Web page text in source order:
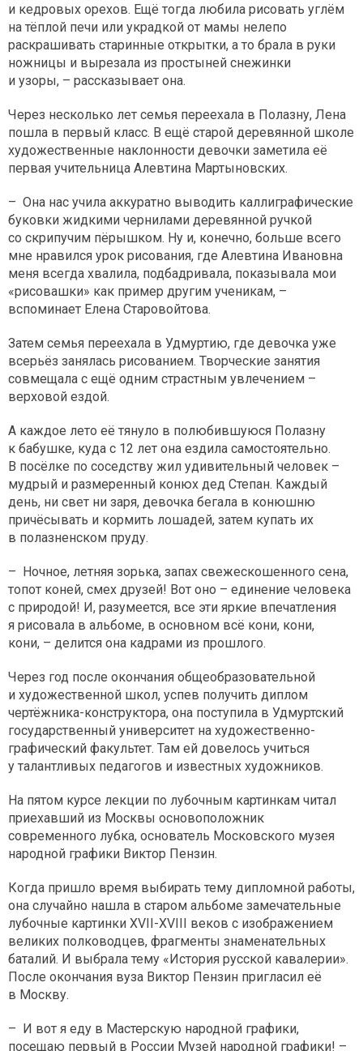
и кедровых орехов. Ещё тогда любила рисовать углём
на тёплой печи или украдкой от мамы нелепо
раскрашивать старинные открытки, а то брала в руки
ножницы и вырезала из простыней снежинки
и узоры, – рассказывает она.
Через несколько лет семья переехала в Полазну, Лена
пошла в первый класс. В ещё старой деревянной школе
художественные наклонности девочки заметила её
первая учительница Алевтина Мартыновских.
– Она нас учила аккуратно выводить каллиграфические
буковки жидкими чернилами деревянной ручкой
со скрипучим пёрышком. Ну и, конечно, больше всего
мне нравился урок рисования, где Алевтина Ивановна
меня всегда хвалила, подбадривала, показывала мои
«рисовашки» как пример другим ученикам, –
вспоминает Елена Старовойтова.
Затем семья переехала в Удмуртию, где девочка уже
всерьёз занялась рисованием. Творческие занятия
совмещала с ещё одним страстным увлечением –
верховой ездой.
А каждое лето её тянуло в полюбившуюся Полазну
к бабушке, куда с 12 лет она ездила самостоятельно.
В посёлке по соседству жил удивительный человек –
мудрый и размеренный конюх дед Степан. Каждый
день, ни свет ни заря, девочка бегала в конюшню
причёсывать и кормить лошадей, затем купать их
в полазненском пруду.
– Ночное, летняя зорька, запах свежескошенного сена,
топот коней, смех друзей! Вот оно – единение человека
с природой! И, разумеется, все эти яркие впечатления
я рисовала в альбоме, в основном всё кони, кони,
кони, – делится она кадрами из прошлого.
Через год после окончания общеобразовательной
и художественной школ, успев получить диплом
чертёжника-конструктора, она поступила в Удмуртский
государственный университет на художественно-
графический факультет. Там ей довелось учиться
у талантливых педагогов и известных художников.
На пятом курсе лекции по лубочным картинкам читал
приехавший из Москвы основоположник
современного лубка, основатель Московского музея
народной графики Виктор Пензин.
Когда пришло время выбирать тему дипломной работы,
она случайно нашла в старом альбоме замечательные
лубочные картинки XVII-XVIII веков с изображением
великих полководцев, фрагменты знаменательных
баталий. И выбрала тему «История русской кавалерии».
После окончания вуза Виктор Пензин пригласил её
в Москву.
– И вот я еду в Мастерскую народной графики,
посещаю первый в России Музей народной графики! –